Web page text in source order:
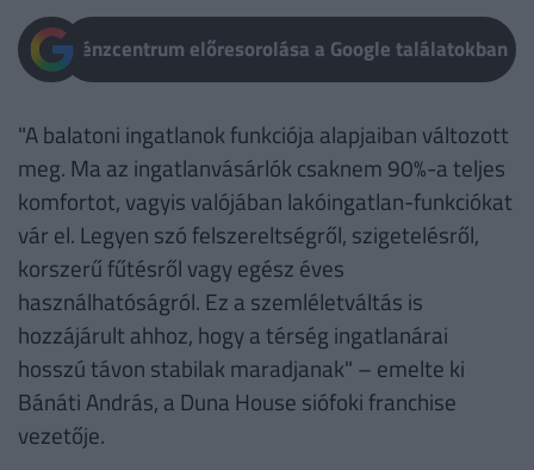
Pénzcentrum előresorolása a Google találatokban
"A balatoni ingatlanok funkciója alapjaiban változott
meg. Ma az ingatlanvásárlók csaknem 90%-a teljes
komfortot, vagyis valójában lakóingatlan-funkciókat
vár el. Legyen szó felszereltségről, szigetelésről,
korszerű fűtésről vagy egész éves
használhatóságról. Ez a szemléletváltás is
hozzájárult ahhoz, hogy a térség ingatlanárai
hosszú távon stabilak maradjanak" – emelte ki
Bánáti András, a Duna House siófoki franchise
vezetője.